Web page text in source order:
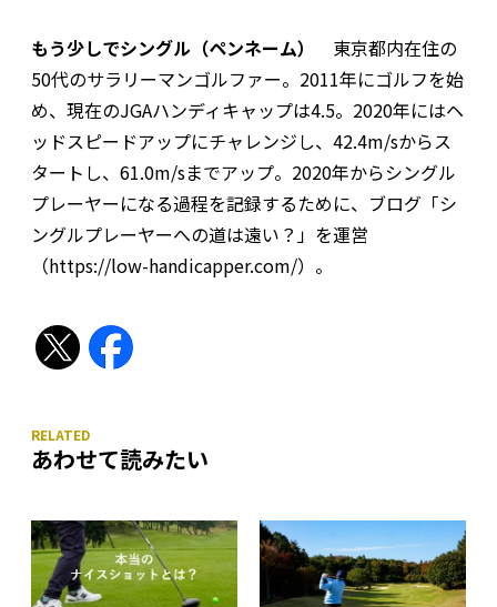
もう少しでシングル（ペンネーム）
東京都内在住の
50代のサラリーマンゴルファー。2011年にゴルフを始
め、現在のJGAハンディキャップは4.5。2020年にはヘ
ッドスピードアップにチャレンジし、42.4m/sからス
タートし、61.0m/sまでアップ。2020年からシングル
プレーヤーになる過程を記録するために、ブログ「シ
ングルプレーヤーへの道は遠い？」を運営
（https://low-handicapper.com/）。
あわせて読みたい